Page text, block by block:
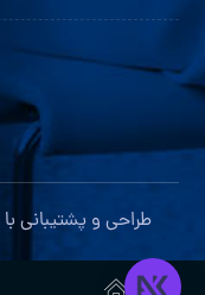
طراحی و پشتیبانی با